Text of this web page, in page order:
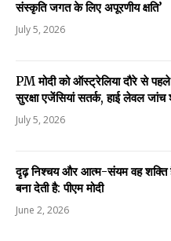
संस्कृति जगत के लिए अपूरणीय क्षति’
July 5, 2026
PM मोदी को ऑस्ट्रेलिया दौरे से
सुरक्षा एजेंसियां सतर्क, हाई लेवल
July 5, 2026
दृढ़ निश्चय और आत्म-संयम वह शक्ति
बना देती है: पीएम मोदी
June 2, 2026